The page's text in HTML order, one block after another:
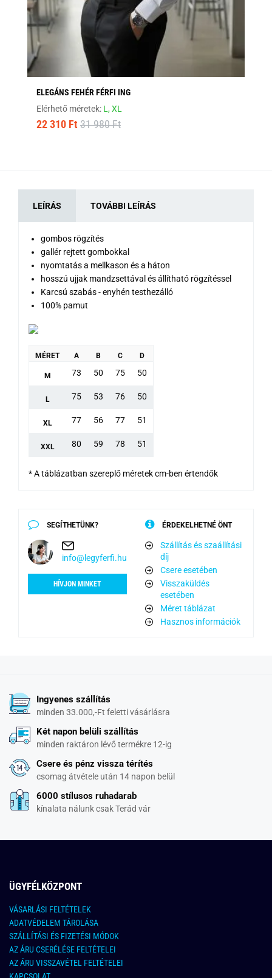
ELEGÁNS FEHÉR FÉRFI ING
Elérhető méretek: L,XL
22 310 Ft 31 980 Ft
LEÍRÁS TOVÁBBI LEÍRÁS
gombos rögzítés
gallér rejtett gombokkal
nyomtatás a mellkason és a háton
hosszú ujjak mandzsettával és állítható rögzítéssel
Karcsú szabás - enyhén testhezálló
100% pamut
MÉRET A B C D
M 73 50 75 50
L 75 53 76 50
XL 77 56 77 51
XXL 80 59 78 51
* A táblázatban szereplő méretek cm-ben értendők
SEGÍTHETÜNK?
info@legyferfi.hu
HÍVJON MINKET
ÉRDEKELHETNÉ ÖNT
Szállítás és szaállítási
díj
Csere esetében
Visszaküldés
esetében
Méret táblázat
Hasznos információk
Ingyenes szállítás
minden 33.000,-Ft feletti vásárlásra
Két napon belüli szállítás
minden raktáron lévő termékre 12-ig
Csere és pénz vissza térítés
csomag átvétele után 14 napon belül
6000 stílusos ruhadarab
kínalata nálunk csak Terád vár
ÜGYFÉLKÖZPONT
VÁSARLÁSI FELTÉTELEK
ADATVÉDELEM TÁROLÁSA
SZÁLLÍTÁSI ÉS FIZETÉSI MÓDOK
AZ ÁRU CSERÉLÉSE FELTÉTELEI
AZ ÁRU VISSZAVÉTEL FELTÉTELEI
KAPCSOLAT